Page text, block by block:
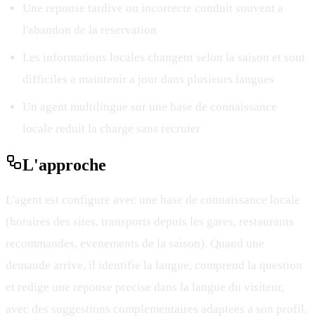
Une reponse tardive ou incorrecte conduit souvent a
l'abandon de la reservation
Les informations locales changent selon la saison et sont
difficiles a maintenir a jour dans plusieurs langues
Un agent multilingue sur une base de connaissance
locale reduit la charge sans recruter
L'approche
L'agent est configure avec une base de connaissance locale
(horaires des sites, transports depuis les gares, restaurants
recommandes, evenements de la saison). Quand une
demande arrive, il identifie la langue, comprend la question
et redige une reponse precise dans la langue du visiteur,
avec des suggestions complementaires adaptees a son profil.